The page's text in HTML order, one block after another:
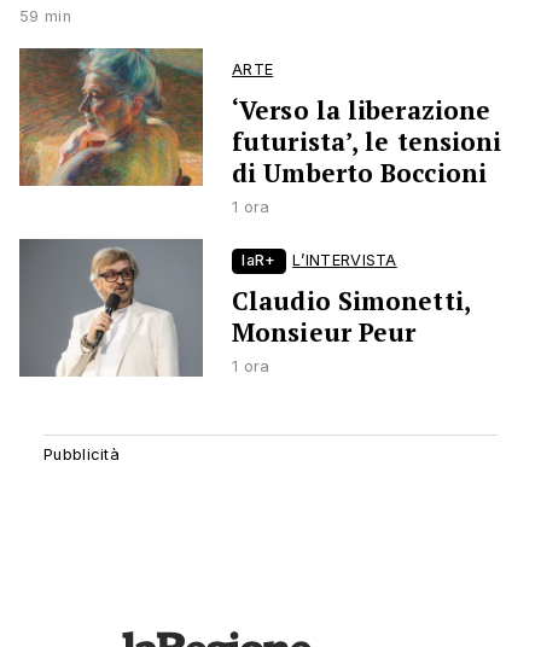
59 min
ARTE
‘Verso la liberazione
futurista’, le tensioni
di Umberto Boccioni
1 ora
laR+ L’INTERVISTA
Claudio Simonetti,
Monsieur Peur
1 ora